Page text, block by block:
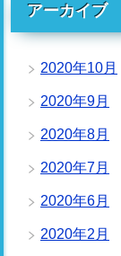
アーカイブ
2020年10月
2020年9月
2020年8月
2020年7月
2020年6月
2020年2月